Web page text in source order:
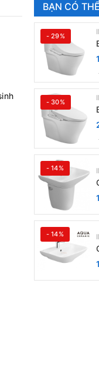
BẠN CÓ
- 29%
- 30%
- 14%
- 14%